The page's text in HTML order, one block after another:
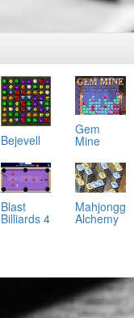
Bejevell
Gem
Mine
Blast
Billiards 4
Mahjongg
Alchemy